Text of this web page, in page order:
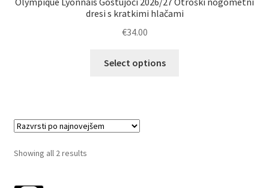
dresi s kratkimi hlačami
€34.00
Select options
Showing all 2 resultsSorted